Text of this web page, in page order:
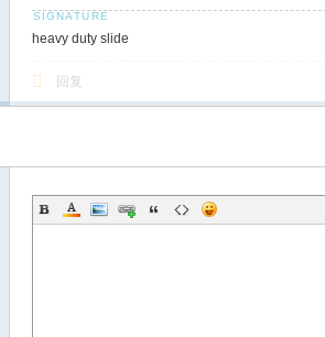
heavy duty slide
回复